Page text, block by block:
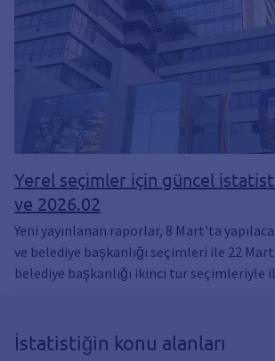
Yerel seçimler için güncel
ve 2026.02
Yeni yayınlanan raporlar, 8 Mart'ta
ve belediye başkanlığı seçimleri ile 22
belediye başkanlığı ikinci tur seçimleriyle
İstatistiğin konu alanları